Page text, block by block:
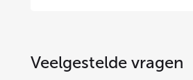
Veelgestelde vragen